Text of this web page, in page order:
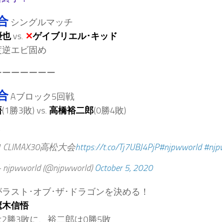
シングルマッチ
也vs. ✕ゲイブリエル･キッド
エビ固め
ーーーーー
Aブロック5回戦
(1勝3敗) vs. 高橋裕二郎(0勝4敗)
CLIMAX30高松大会https://t.co/Tj7UBJ4PjP#njpwworld
(@njpwworld) October 5, 2020
スト･オブ･ザ･ドラゴンを決める！
木信悟
勝3敗に、裕二郎は0勝5敗